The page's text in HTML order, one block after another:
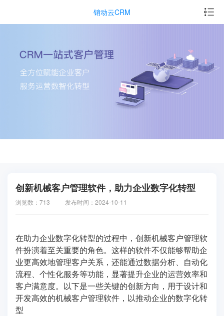
销动云CRM
创新机械客户管理软件，助力企业数字化转型
浏览数：713 发布时间：2024-10-11
在助力企业数字化转型的过程中，创新机械客户管理软
件扮演着至关重要的角色。这样的软件不仅能够帮助企
业更高效地管理客户关系，还能通过数据分析、自动化
流程、个性化服务等功能，显著提升企业的运营效率和
客户满意度。以下是一些关键的创新方向，用于设计和
开发高效的机械客户管理软件，以推动企业的数字化转
型